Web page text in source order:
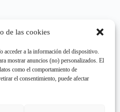
de las cookies
acceder a la información del dispositivo.
mostrar anuncios (no) personalizados. El
como el comportamiento de
el consentimiento, puede afectar
status code